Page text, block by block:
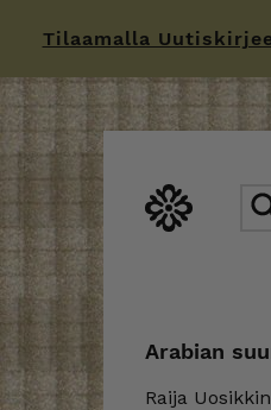
Tilaamalla
to
Arabian
Raija